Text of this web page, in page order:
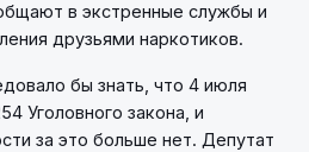
в экстренные службы и
друзьями наркотиков.
бы знать, что 4 июля
Уголовного закона, и
за это больше нет. Депутат